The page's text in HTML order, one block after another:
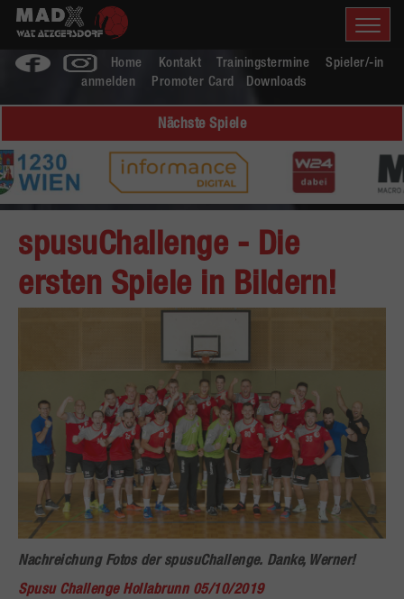
Home Kontakt Trainingstermine
Spieler/-in
anmelden
Promoter Card Downloads
Nächste Spiele
spusuChallenge - Die
ersten Spiele in Bildern!
Nachreichung Fotos der spusuChallenge. Danke, Werner!
Spusu Challenge Hollabrunn 05/10/2019